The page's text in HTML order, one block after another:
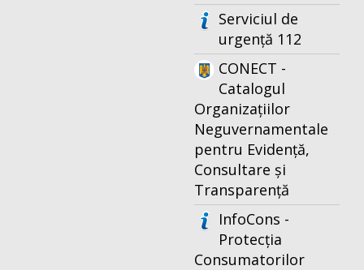
Serviciul de
urgență 112
CONECT -
Catalogul
Organizațiilor
Neguvernamentale
pentru Evidență,
Consultare și
Transparență
InfoCons -
Protecția
Consumatorilor